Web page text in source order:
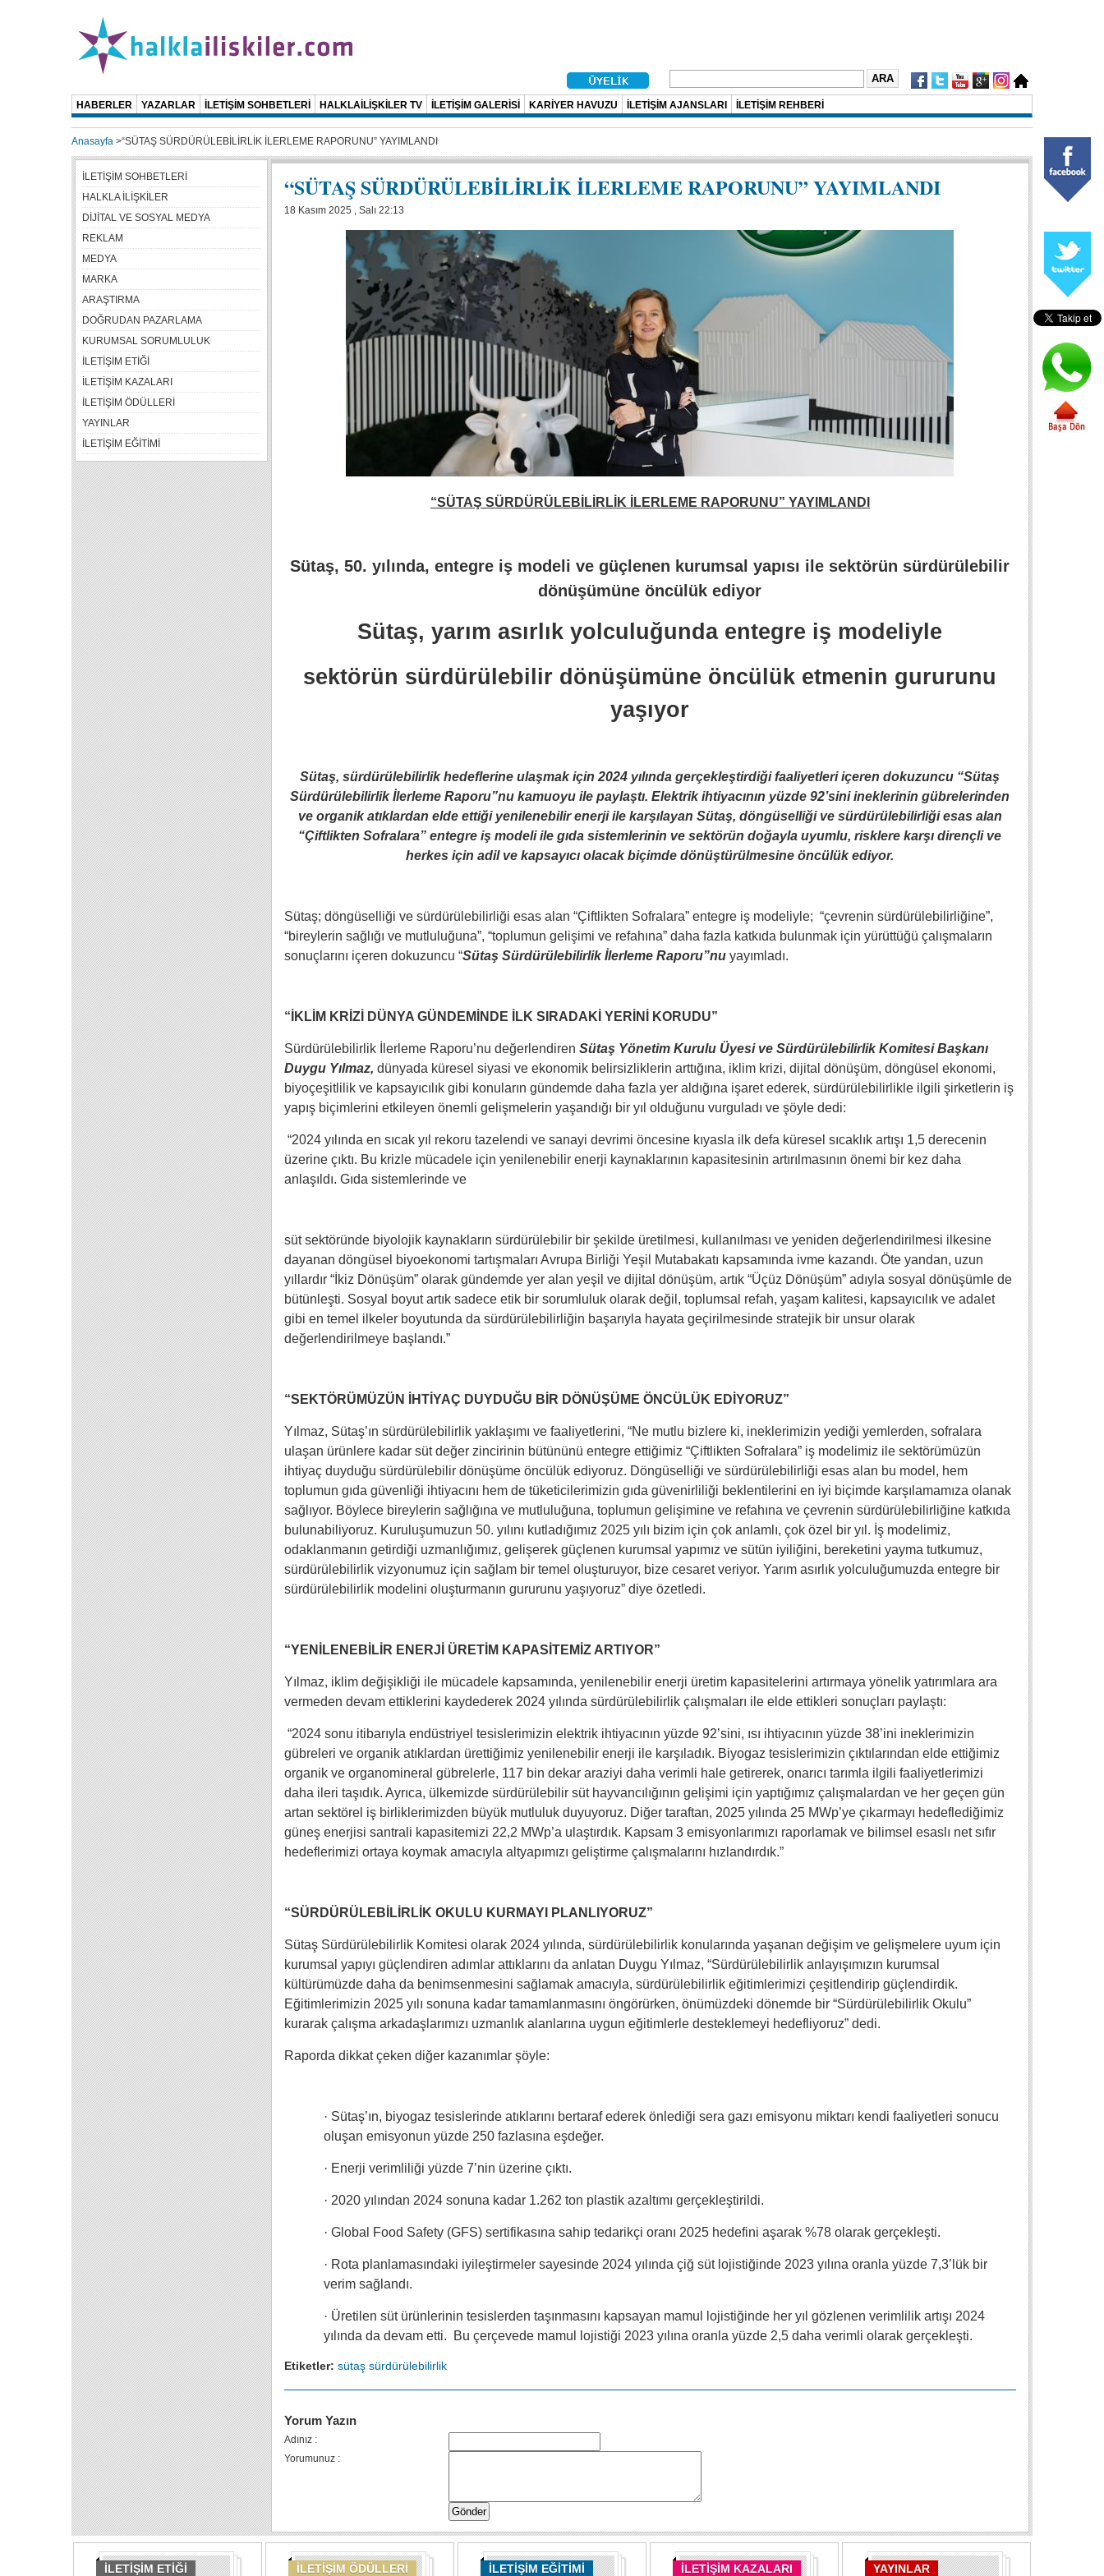
HABERLER YAZARLAR İLETİŞİM SOHBETLERİ HALKLAİLİŞKİLER TV İLETİŞİM GALERİSİ KARİYER HAVUZU İLETİŞİM AJANSLARI İLETİŞİM REHBERİ
Anasayfa >“SÜTAŞ SÜRDÜRÜLEBİLİRLİK İLERLEME RAPORUNU” YAYIMLANDI
“SÜTAŞ SÜRDÜRÜLEBİLİRLİK İLERLEME RAPORUNU” YAYIMLANDI
18 Kasım 2025 , Salı 22:13
“SÜTAŞ SÜRDÜRÜLEBİLİRLİK İLERLEME RAPORUNU” YAYIMLANDI
Sütaş, 50. yılında, entegre iş modeli ve güçlenen kurumsal yapısı ile sektörün sürdürülebilir
dönüşümüne öncülük ediyor
Sütaş, yarım asırlık yolculuğunda entegre iş modeliyle
sektörün sürdürülebilir dönüşümüne öncülük etmenin gururunu
yaşıyor
Sütaş, sürdürülebilirlik hedeflerine ulaşmak için 2024 yılında gerçekleştirdiği faaliyetleri içeren dokuzuncu “Sütaş
Sürdürülebilirlik İlerleme Raporu”nu kamuoyu ile paylaştı. Elektrik ihtiyacının yüzde 92’sini ineklerinin gübrelerinden
ve organik atıklardan elde ettiği yenilenebilir enerji ile karşılayan Sütaş, döngüselliği ve sürdürülebilirliği esas alan
“Çiftlikten Sofralara” entegre iş modeli ile gıda sistemlerinin ve sektörün doğayla uyumlu, risklere karşı dirençli ve
herkes için adil ve kapsayıcı olacak biçimde dönüştürülmesine öncülük ediyor.
Sütaş; döngüselliği ve sürdürülebilirliği esas alan “Çiftlikten Sofralara” entegre iş modeliyle; “çevrenin sürdürülebilirliğine”,
“bireylerin sağlığı ve mutluluğuna”, “toplumun gelişimi ve refahına” daha fazla katkıda bulunmak için yürüttüğü çalışmaların
sonuçlarını içeren dokuzuncu “Sütaş Sürdürülebilirlik İlerleme Raporu”nu yayımladı.
“İKLİM KRİZİ DÜNYA GÜNDEMİNDE İLK SIRADAKİ YERİNİ KORUDU”
Sürdürülebilirlik İlerleme Raporu’nu değerlendiren Sütaş Yönetim Kurulu Üyesi ve Sürdürülebilirlik Komitesi Başkanı
Duygu Yılmaz, dünyada küresel siyasi ve ekonomik belirsizliklerin arttığına, iklim krizi, dijital dönüşüm, döngüsel ekonomi,
biyoçeşitlilik ve kapsayıcılık gibi konuların gündemde daha fazla yer aldığına işaret ederek, sürdürülebilirlikle ilgili şirketlerin iş
yapış biçimlerini etkileyen önemli gelişmelerin yaşandığı bir yıl olduğunu vurguladı ve şöyle dedi:
“2024 yılında en sıcak yıl rekoru tazelendi ve sanayi devrimi öncesine kıyasla ilk defa küresel sıcaklık artışı 1,5 derecenin
üzerine çıktı. Bu krizle mücadele için yenilenebilir enerji kaynaklarının kapasitesinin artırılmasının önemi bir kez daha
anlaşıldı. Gıda sistemlerinde ve
süt sektöründe biyolojik kaynakların sürdürülebilir bir şekilde üretilmesi, kullanılması ve yeniden değerlendirilmesi ilkesine
dayanan döngüsel biyoekonomi tartışmaları Avrupa Birliği Yeşil Mutabakatı kapsamında ivme kazandı. Öte yandan, uzun
yıllardır “İkiz Dönüşüm” olarak gündemde yer alan yeşil ve dijital dönüşüm, artık “Üçüz Dönüşüm” adıyla sosyal dönüşümle de
bütünleşti. Sosyal boyut artık sadece etik bir sorumluluk olarak değil, toplumsal refah, yaşam kalitesi, kapsayıcılık ve adalet
gibi en temel ilkeler boyutunda da sürdürülebilirliğin başarıyla hayata geçirilmesinde stratejik bir unsur olarak
değerlendirilmeye başlandı.”
“SEKTÖRÜMÜZÜN İHTİYAÇ DUYDUĞU BİR DÖNÜŞÜME ÖNCÜLÜK EDİYORUZ”
Yılmaz, Sütaş’ın sürdürülebilirlik yaklaşımı ve faaliyetlerini, “Ne mutlu bizlere ki, ineklerimizin yediği yemlerden, sofralara
ulaşan ürünlere kadar süt değer zincirinin bütününü entegre ettiğimiz “Çiftlikten Sofralara” iş modelimiz ile sektörümüzün
ihtiyaç duyduğu sürdürülebilir dönüşüme öncülük ediyoruz. Döngüselliği ve sürdürülebilirliği esas alan bu model, hem
toplumun gıda güvenliği ihtiyacını hem de tüketicilerimizin gıda güvenirliliği beklentilerini en iyi biçimde karşılamamıza olanak
sağlıyor. Böylece bireylerin sağlığına ve mutluluğuna, toplumun gelişimine ve refahına ve çevrenin sürdürülebilirliğine katkıda
bulunabiliyoruz. Kuruluşumuzun 50. yılını kutladığımız 2025 yılı bizim için çok anlamlı, çok özel bir yıl. İş modelimiz,
odaklanmanın getirdiği uzmanlığımız, gelişerek güçlenen kurumsal yapımız ve sütün iyiliğini, bereketini yayma tutkumuz,
sürdürülebilirlik vizyonumuz için sağlam bir temel oluşturuyor, bize cesaret veriyor. Yarım asırlık yolculuğumuzda entegre bir
sürdürülebilirlik modelini oluşturmanın gururunu yaşıyoruz” diye özetledi.
“YENİLENEBİLİR ENERJİ ÜRETİM KAPASİTEMİZ ARTIYOR”
Yılmaz, iklim değişikliği ile mücadele kapsamında, yenilenebilir enerji üretim kapasitelerini artırmaya yönelik yatırımlara ara
vermeden devam ettiklerini kaydederek 2024 yılında sürdürülebilirlik çalışmaları ile elde ettikleri sonuçları paylaştı:
“2024 sonu itibarıyla endüstriyel tesislerimizin elektrik ihtiyacının yüzde 92’sini, ısı ihtiyacının yüzde 38’ini ineklerimizin
gübreleri ve organik atıklardan ürettiğimiz yenilenebilir enerji ile karşıladık. Biyogaz tesislerimizin çıktılarından elde ettiğimiz
organik ve organomineral gübrelerle, 117 bin dekar araziyi daha verimli hale getirerek, onarıcı tarımla ilgili faaliyetlerimizi
daha ileri taşıdık. Ayrıca, ülkemizde sürdürülebilir süt hayvancılığının gelişimi için yaptığımız çalışmalardan ve her geçen gün
artan sektörel iş birliklerimizden büyük mutluluk duyuyoruz. Diğer taraftan, 2025 yılında 25 MWp’ye çıkarmayı hedeflediğimiz
güneş enerjisi santrali kapasitemizi 22,2 MWp’a ulaştırdık. Kapsam 3 emisyonlarımızı raporlamak ve bilimsel esaslı net sıfır
hedeflerimizi ortaya koymak amacıyla altyapımızı geliştirme çalışmalarını hızlandırdık.”
“SÜRDÜRÜLEBİLİRLİK OKULU KURMAYI PLANLIYORUZ”
Sütaş Sürdürülebilirlik Komitesi olarak 2024 yılında, sürdürülebilirlik konularında yaşanan değişim ve gelişmelere uyum için
kurumsal yapıyı güçlendiren adımlar attıklarını da anlatan Duygu Yılmaz, “Sürdürülebilirlik anlayışımızın kurumsal
kültürümüzde daha da benimsenmesini sağlamak amacıyla, sürdürülebilirlik eğitimlerimizi çeşitlendirip güçlendirdik.
Eğitimlerimizin 2025 yılı sonuna kadar tamamlanmasını öngörürken, önümüzdeki dönemde bir “Sürdürülebilirlik Okulu”
kurarak çalışma arkadaşlarımızı uzmanlık alanlarına uygun eğitimlerle desteklemeyi hedefliyoruz” dedi.
Raporda dikkat çeken diğer kazanımlar şöyle:
· Sütaş’ın, biyogaz tesislerinde atıklarını bertaraf ederek önlediği sera gazı emisyonu miktarı kendi faaliyetleri sonucu
oluşan emisyonun yüzde 250 fazlasına eşdeğer.
· Enerji verimliliği yüzde 7’nin üzerine çıktı.
· 2020 yılından 2024 sonuna kadar 1.262 ton plastik azaltımı gerçekleştirildi.
· Global Food Safety (GFS) sertifikasına sahip tedarikçi oranı 2025 hedefini aşarak %78 olarak gerçekleşti.
· Rota planlamasındaki iyileştirmeler sayesinde 2024 yılında çiğ süt lojistiğinde 2023 yılına oranla yüzde 7,3’lük bir
verim sağlandı.
· Üretilen süt ürünlerinin tesislerden taşınmasını kapsayan mamul lojistiğinde her yıl gözlenen verimlilik artışı 2024
yılında da devam etti. Bu çerçevede mamul lojistiği 2023 yılına oranla yüzde 2,5 daha verimli olarak gerçekleşti.
Etiketler: sütaş sürdürülebilirlik
Yorum Yazın
Adınız :
Yorumunuz :
İLETİŞİM SOHBETLERİ
HALKLA İLİŞKİLER
DİJİTAL VE SOSYAL MEDYA
REKLAM
MEDYA
MARKA
ARAŞTIRMA
DOĞRUDAN PAZARLAMA
KURUMSAL SORUMLULUK
İLETİŞİM ETİĞİ
İLETİŞİM KAZALARI
İLETİŞİM ÖDÜLLERİ
YAYINLAR
İLETİŞİM EĞİTİMİ
İLETİŞİM ETİĞİ İLETİŞİM ÖDÜLLERİ İLETİŞİM EĞİTİMİ İLETİŞİM KAZALARI YAYINLAR